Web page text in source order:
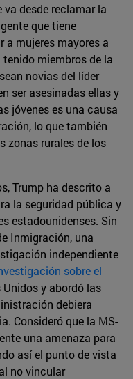
va desde reclamar la
que tiene
a mujeres mayores a
miembros de la
novias del líder
ser asesinadas ellas y
jóvenes es una causa
lo que también
zonas rurales de los
Trump ha descrito a
la seguridad pública y
estadounidenses. Sin
Inmigración, una
independiente
sobre el
Unidos y abordó las
debiera
Consideró que la MS-
una amenaza para
así el punto de vista
no vincular